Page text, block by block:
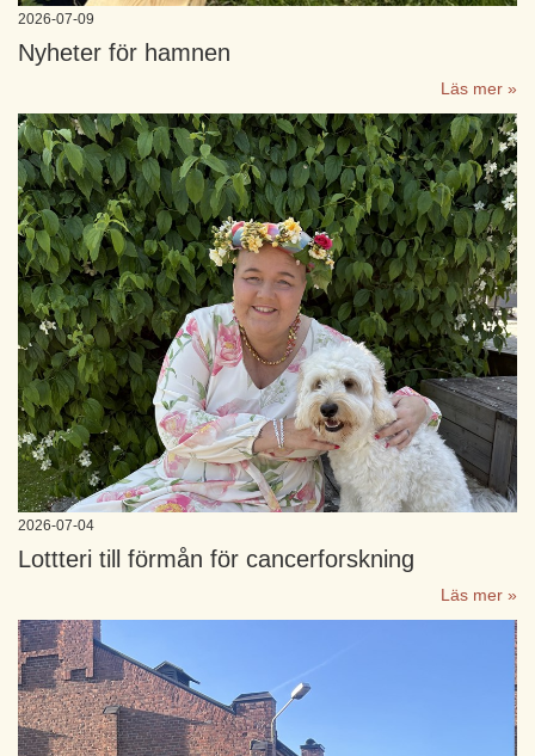
2026-07-09
Nyheter för hamnen
Läs mer »
2026-07-04
Lottteri till förmån för cancerforskning
Läs mer »